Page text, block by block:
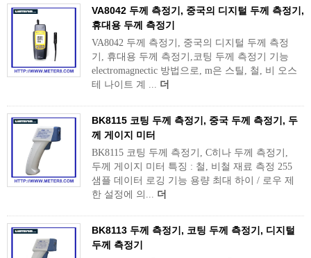
VA8042 두께 측정기, 중국의 디지털 두께 측정기,
휴대용 두께 측정기
VA8042 두께 측정기, 중국의 디지털 두께 측정
기, 휴대용 두께 측정기,코팅 두께 측정기 기능
electromagnectic 방법으로, m은 스틸, 철, 비 오스
테 나이트 계 ... 더
BK8115 코팅 두께 측정기, 중국 두께 측정기, 두
께 게이지 미터
BK8115 코팅 두께 측정기, C히나 두께 측정기,
두께 게이지 미터 특징 : 철, 비철 재료 측정 255
샘플 데이터 로깅 기능 용량 최대 하이 / 로우 제
한 설정에 의... 더
BK8113 두께 측정기, 코팅 두께 측정기, 디지털
두께 측정기